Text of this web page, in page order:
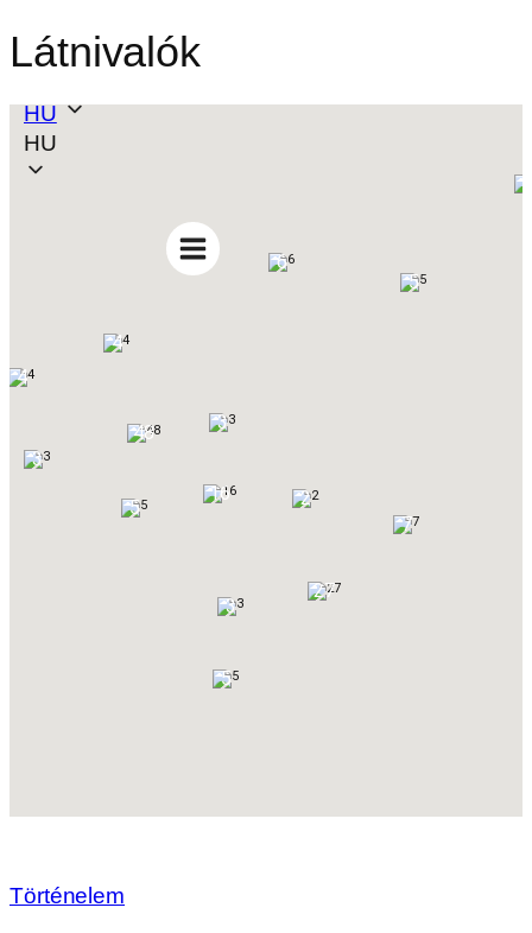
HU
HU
Látnivalók
27
48
6
5
16
7
5
4
5
2
3
4
3
3
2
Történelem